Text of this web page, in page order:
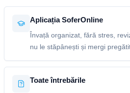
Aplicația SoferOnline
Învață organizat, fără stres,
nu le stăpânești și mergi
Toate întrebările